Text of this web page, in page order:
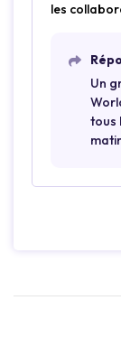
les
Un
tous